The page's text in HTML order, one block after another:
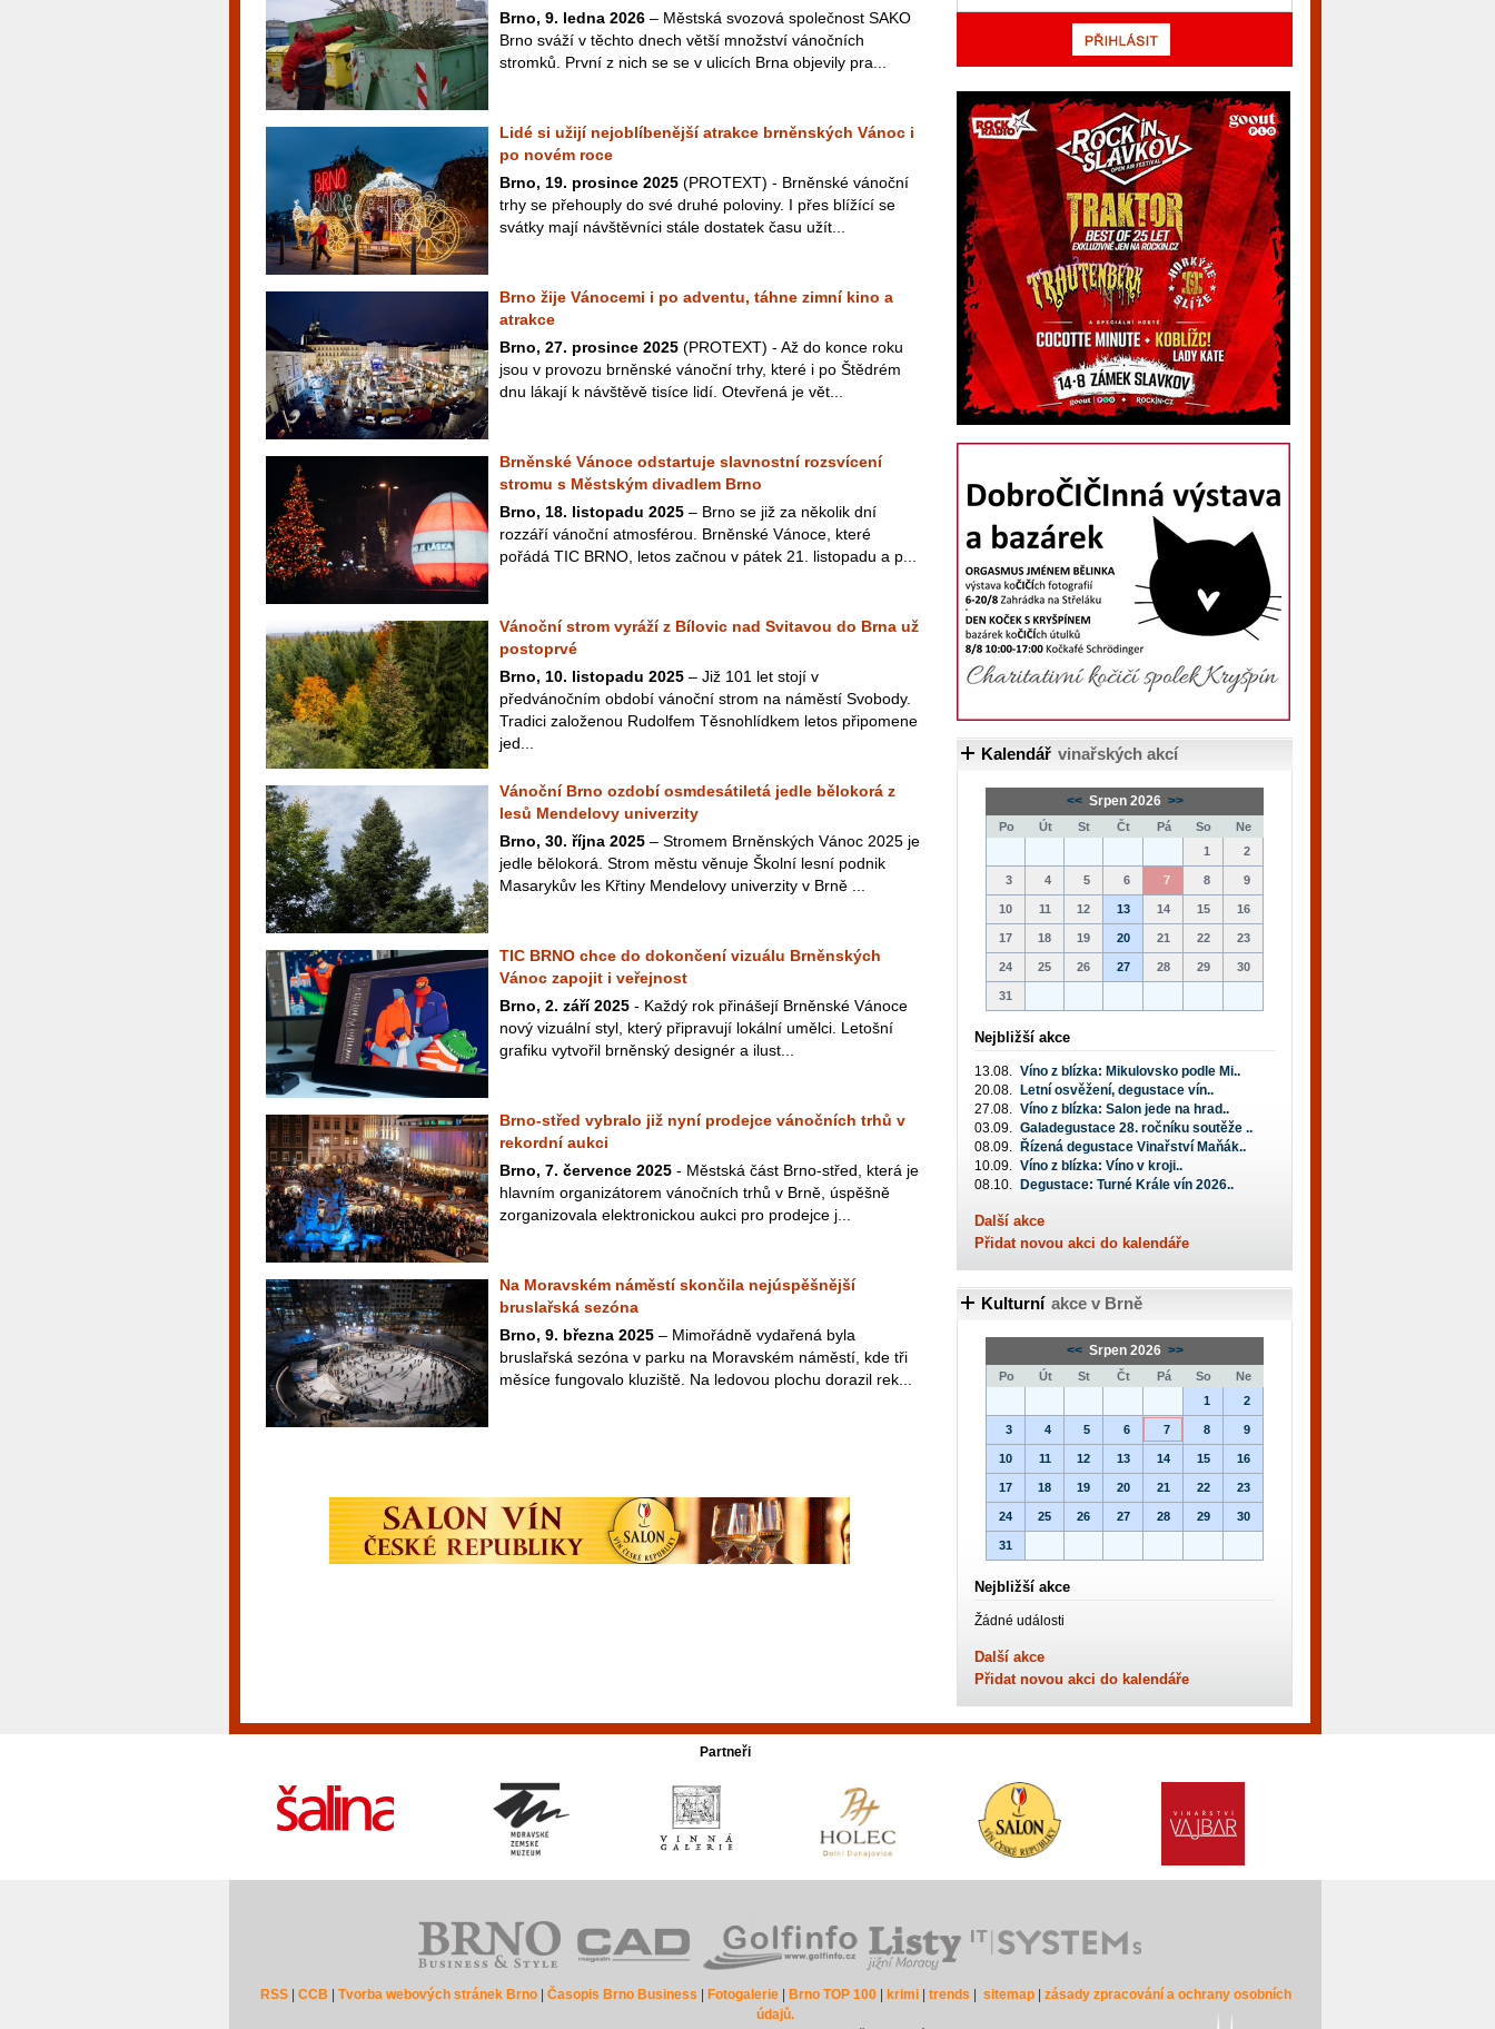
Brno, 9. ledna 2026 – Městská svozová společnost SAKO
Brno sváží v těchto dnech větší množství vánočních
stromků. První z nich se se v ulicích Brna objevily pra...
Lidé si užijí nejoblíbenější atrakce brněnských Vánoc i
po novém roce
Brno, 19. prosince 2025 (PROTEXT) - Brněnské vánoční
trhy se přehouply do své druhé poloviny. I přes blížící se
svátky mají návštěvníci stále dostatek času užít...
Brno žije Vánocemi i po adventu, táhne zimní kino a
atrakce
Brno, 27. prosince 2025 (PROTEXT) - Až do konce roku
jsou v provozu brněnské vánoční trhy, které i po Štědrém
dnu lákají k návštěvě tisíce lidí. Otevřená je vět...
Brněnské Vánoce odstartuje slavnostní rozsvícení
stromu s Městským divadlem Brno
Brno, 18. listopadu 2025 – Brno se již za několik dní
rozzáří vánoční atmosférou. Brněnské Vánoce, které
pořádá TIC BRNO, letos začnou v pátek 21. listopadu a p...
Vánoční strom vyráží z Bílovic nad Svitavou do Brna už
postoprvé
Brno, 10. listopadu 2025 – Již 101 let stojí v
předvánočním období vánoční strom na náměstí Svobody.
Tradici založenou Rudolfem Těsnohlídkem letos připomene
jed...
Vánoční Brno ozdobí osmdesátiletá jedle bělokorá z
lesů Mendelovy univerzity
Brno, 30. října 2025 – Stromem Brněnských Vánoc 2025 je
jedle bělokorá. Strom městu věnuje Školní lesní podnik
Masarykův les Křtiny Mendelovy univerzity v Brně ...
TIC BRNO chce do dokončení vizuálu Brněnských
Vánoc zapojit i veřejnost
Brno, 2. září 2025 - Každý rok přinášejí Brněnské Vánoce
nový vizuální styl, který připravují lokální umělci. Letošní
grafiku vytvořil brněnský designér a ilust...
Brno-střed vybralo již nyní prodejce vánočních trhů v
rekordní aukci
Brno, 7. července 2025 - Městská část Brno-střed, která je
hlavním organizátorem vánočních trhů v Brně, úspěšně
zorganizovala elektronickou aukci pro prodejce j...
Na Moravském náměstí skončila nejúspěšnější
bruslařská sezóna
Brno, 9. března 2025 –⁠ Mimořádně vydařená byla
bruslařská sezóna v parku na Moravském náměstí, kde tři
měsíce fungovalo kluziště. Na ledovou plochu dorazil rek...
Kalendář vinařských akcí
<< Srpen 2026 >>
Po Út St Čt Pá So
Ne
1
2
3 4 5 6 7 8 9
10 11 12 13 14 15 16
17 18 19 20 21 22 23
24 25 26 27 28 29 30
31
Nejbližší akce
13.08. Víno z blízka: Mikulovsko podle Mi..
20.08.
Letní osvěžení, degustace vín..
27.08. Víno z blízka: Salon jede na hrad..
03.09. Galadegustace 28. ročníku soutěže ..
08.09.
Řízená degustace Vinařství Maňák..
10.09. Víno z blízka: Víno v kroji..
08.10.
Degustace: Turné Krále vín 2026..
Další akce
Přidat novou akci do kalendáře
Kulturní akce v Brně
<< Srpen 2026 >>
Po Út St Čt Pá So
Ne
1
2
3 4 5 6 7 8 9
10 11 12 13 14 15 16
17 18 19 20 21 22 23
24 25 26 27 28 29 30
31
Nejbližší akce
Žádné události
Další akce
Přidat novou akci do kalendáře
Partneři
RSS| CCB Tvorba webových stránek Brno| Časopis Brno Business Fotogalerie| Brno TOP 100| krimi| trends sitemap| zásady zpracování a ochrany osobních
údajů.